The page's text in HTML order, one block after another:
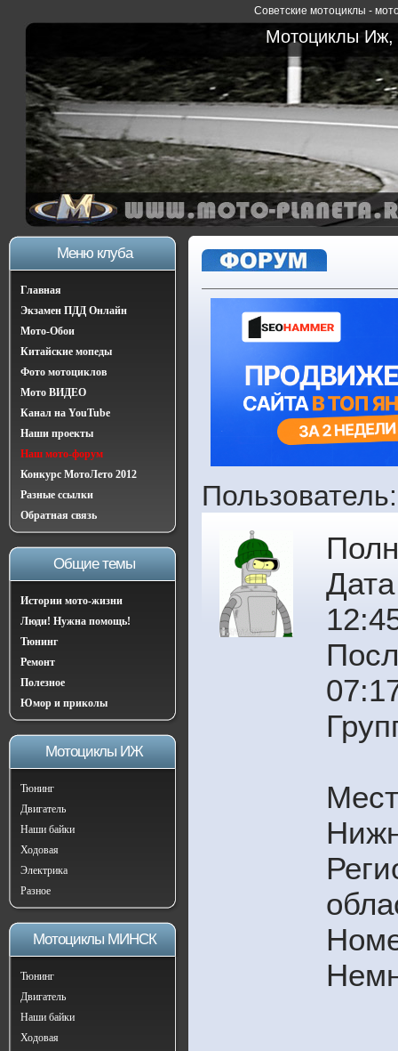
Советские мотоциклы -
Мотоциклы Иж,
Меню клуба
Главная
Экзамен ПДД Онлайн
Мото-Обои
Китайские мопеды
Фото мотоциклов
Мото ВИДЕО
Канал на YouTube
Наши проекты
Наш мото-форум
Конкурс МотоЛето 2012
Разные ссылки
Обратная связь
Общие темы
Истории мото-жизни
Люди! Нужна помощь!
Тюнинг
Ремонт
Полезное
Юмор и приколы
Мотоциклы ИЖ
Тюнинг
Двигатель
Наши байки
Ходовая
Электрика
Разное
Мотоциклы МИНСК
Тюнинг
Двигатель
Наши байки
Ходовая